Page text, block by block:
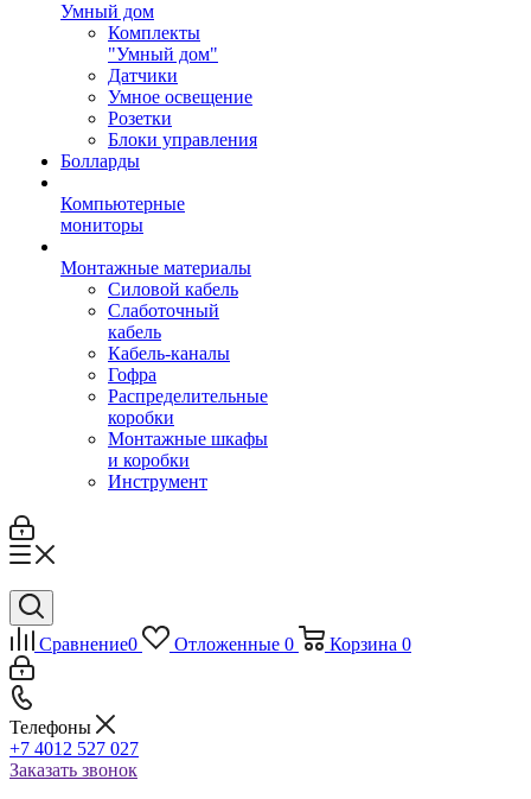
Умный дом
Комплекты
"Умный дом"
Датчики
Умное освещение
Розетки
Блоки управления
Болларды
Компьютерные
мониторы
Монтажные материалы
Силовой кабель
Слаботочный
кабель
Кабель-каналы
Гофра
Распределительные
коробки
Монтажные шкафы
и коробки
Инструмент
Сравнение0 Отложенные 0 Корзина 0
Телефоны
+7 4012 527 027
Заказать звонок